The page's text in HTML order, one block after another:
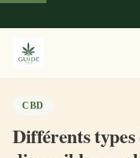
CBD
Différents